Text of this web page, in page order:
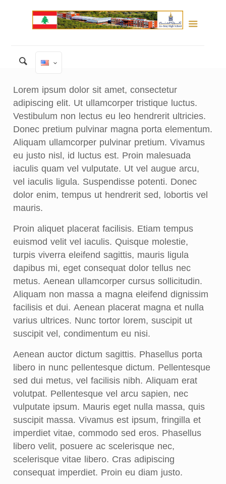
Lorem ipsum dolor sit amet, consectetur
adipiscing elit. Ut ullamcorper tristique luctus.
Vestibulum non lectus eu leo hendrerit ultricies.
Donec pretium pulvinar magna porta elementum.
Aliquam ullamcorper pulvinar pretium. Vivamus
eu justo nisl, id luctus est. Proin malesuada
iaculis quam vel vulputate. Ut vel augue arcu,
vel iaculis ligula. Suspendisse potenti. Donec
dolor enim, tempus ut hendrerit sed, lobortis vel
mauris.
Proin aliquet placerat facilisis. Etiam tempus
euismod velit vel iaculis. Quisque molestie,
turpis viverra eleifend sagittis, mauris ligula
dapibus mi, eget consequat dolor tellus nec
metus. Aenean ullamcorper cursus sollicitudin.
Aliquam non massa a magna eleifend dignissim
facilisis et dui. Aenean placerat magna et nulla
varius ultrices. Nunc tortor lorem, suscipit ut
suscipit vel, condimentum eu nisi.
Aenean auctor dictum sagittis. Phasellus porta
libero in nunc pellentesque dictum. Pellentesque
sed dui metus, vel facilisis nibh. Aliquam erat
volutpat. Pellentesque vel arcu sapien, nec
vulputate ipsum. Mauris eget nulla massa, quis
suscipit massa. Vivamus est ipsum, fringilla et
imperdiet vitae, commodo sed eros. Phasellus
libero velit, posuere ac scelerisque nec,
scelerisque vitae libero. Cras adipiscing
consequat imperdiet. Proin eu diam justo.